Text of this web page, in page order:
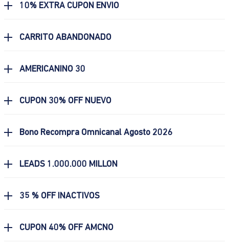
10% EXTRA CUPON ENVIO
CARRITO ABANDONADO
AMERICANINO 30
CUPON 30% OFF NUEVO
Bono Recompra Omnicanal Agosto 2026
LEADS 1.000.000 MILLON
35 % OFF INACTIVOS
CUPON 40% OFF AMCNO